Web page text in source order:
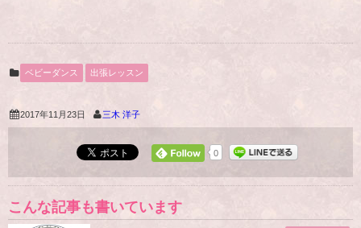
ベビーダンス 出張レッスン
2017年11月23日 三木 洋子
0
こんな記事も書いています